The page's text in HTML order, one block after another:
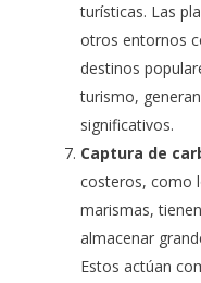
turísticas. Las
otros entornos
destinos
turismo,
significativos.
Captura de
costeros, como
marismas,
almacenar
Estos actúan